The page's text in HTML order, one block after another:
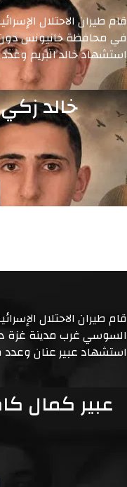
خالد زكي
في محافظة خانيونس دون
استشهاد خالد البريم
عبير كمال
قام طيران الاحتلال
السوسي غرب مدينة غزة
استشهاد عبير عنان